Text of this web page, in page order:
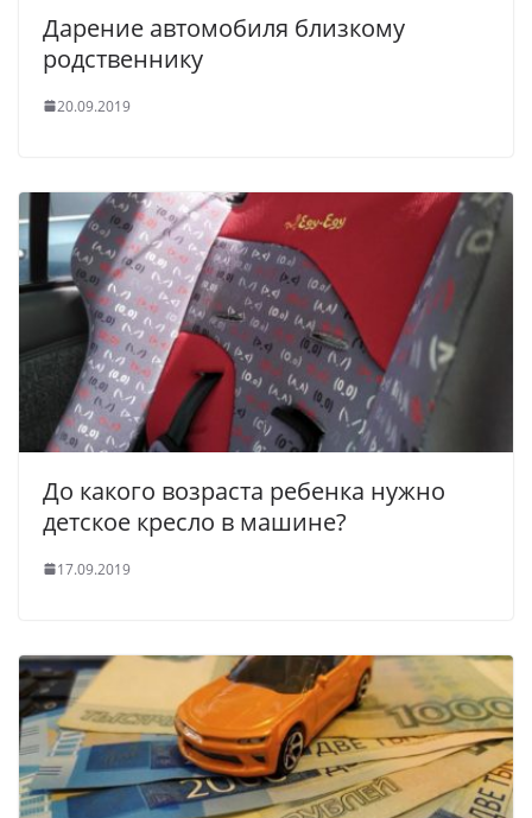
Дарение автомобиля близкому
родственнику
20.09.2019
До какого возраста ребенка нужно
детское кресло в машине?
17.09.2019